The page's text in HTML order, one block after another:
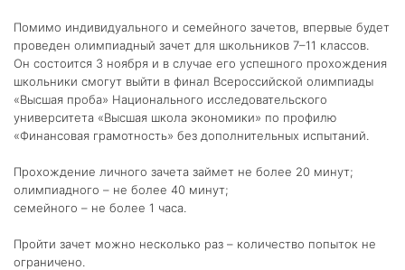
Помимо индивидуального и семейного зачетов, впервые будет
проведен олимпиадный зачет для школьников 7–11 классов.
Он состоится 3 ноября и в случае его успешного прохождения
школьники смогут выйти в финал Всероссийской олимпиады
«Высшая проба» Национального исследовательского
университета «Высшая школа экономики» по профилю
«Финансовая грамотность» без дополнительных испытаний.
Прохождение личного зачета займет не более 20 минут;
олимпиадного – не более 40 минут;
семейного – не более 1 часа.
Пройти зачет можно несколько раз – количество попыток не
ограничено.